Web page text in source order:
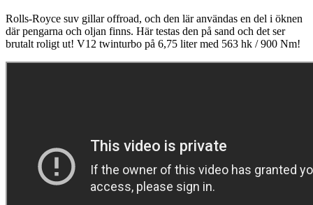
Rolls-Royce suv gillar offroad, och den lär användas en del i öknen
där pengarna och oljan finns. Här testas den på sand och det ser
brutalt roligt ut! V12 twinturbo på 6,75 liter med 563 hk / 900 Nm!